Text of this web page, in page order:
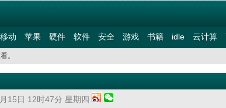
移动 苹果 硬件 软件 安全 游戏 书籍 idle 云计算
。
15日 12时47分 星期四